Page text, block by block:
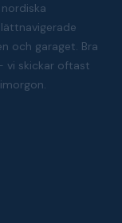
och garaget. Bra
vi skickar oftast